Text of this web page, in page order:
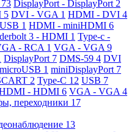
73 DisplayPort - DisplayPort 2
5 DVI - VGA 1 HDMI - DVI 4
1 HDMI - miniHDMI 6
3 - HDMI 1 Type-c -
- RCA 1 VGA - VGA 9
DisplayPort 7 DMS-59 4 DVI
microUSB 1 miniDisplayPort 7
2 Type-C 12 USB 7
- HDMI 6 VGA - VGA 4
переходники 17
13